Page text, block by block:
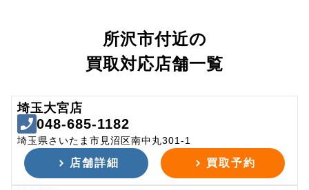
所沢市付近の
買取対応店舗一覧
埼玉大宮店
048-685-1182
埼玉県さいたま市見沼区南中丸301-1
店舗詳細 買取予約